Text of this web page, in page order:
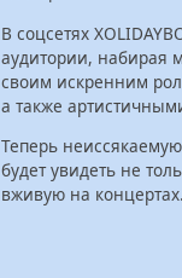
В соцсетях
аудитории, набирая
своим искренним
а также
Теперь
будет увидеть не
вживую на концертах.